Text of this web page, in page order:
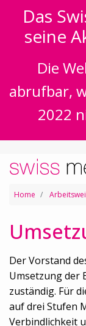
Das
seine
Die
abrufbar,
2022
Home
Der Vorstand
Umsetzung der
zuständig. Für
auf drei Stufen
Verbindlichkeit